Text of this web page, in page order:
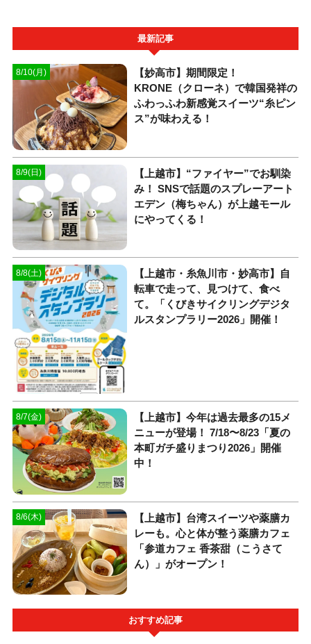
最新記事
8/10(月)
【妙高市】期間限定！
KRONE（クローネ）で韓国発祥の
ふわっふわ新感覚スイーツ“糸ピン
ス”が味わえる！
8/9(日)
【上越市】“ファイヤー”でお馴染
み！ SNSで話題のスプレーアート
エデン（梅ちゃん）が上越モール
にやってくる！
8/8(土)
【上越市・糸魚川市・妙高市】自
転車で走って、見つけて、食べ
て。「くびきサイクリングデジタ
ルスタンプラリー2026」開催！
8/7(金)
【上越市】今年は過去最多の15メ
ニューが登場！ 7/18〜8/23「夏の
本町ガチ盛りまつり2026」開催
中！
8/6(木)
【上越市】台湾スイーツや薬膳カ
レーも。心と体が整う薬膳カフェ
「参道カフェ 香茶甜（こうさて
ん）」がオープン！
おすすめ記事